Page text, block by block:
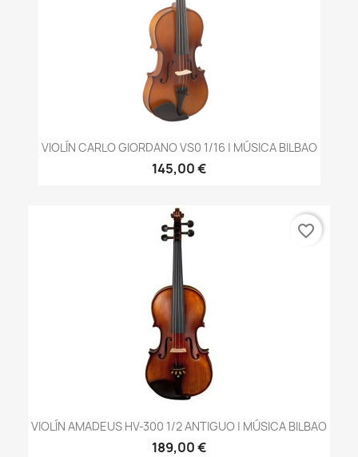
VIOLÍN CARLO GIORDANO VS0 1/16 | MÚSICA BILBAO
145,00 €
VIOLÍN AMADEUS HV-300 1/2 ANTIGUO | MÚSICA BILBAO
189,00 €
favorite_border